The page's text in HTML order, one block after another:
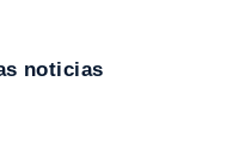
noticias